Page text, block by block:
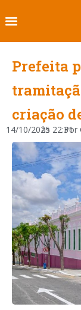
Prefeita
criação
14/10/2025
às 22:31
Por